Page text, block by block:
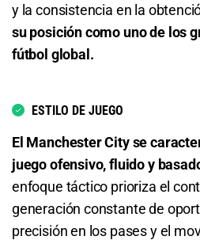
Total de Goles - Menos de 1.5
Total de Goles - Más de 2.5
Total de Goles - Menos de 2.5
y la consistencia en la
su posición como uno de los
fútbol global.
ESTILO DE JUEGO
El Manchester City se
juego ofensivo, fluido y
enfoque táctico prioriza el
generación constante de
precisión en los pases y el